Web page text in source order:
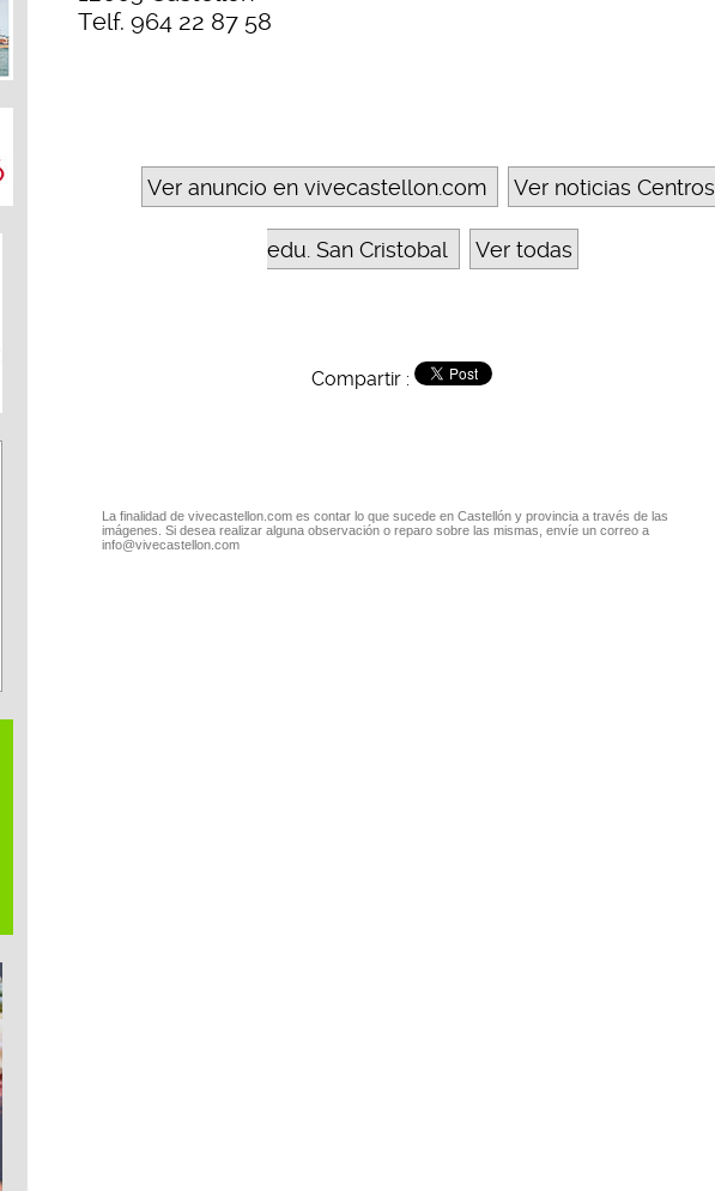
Telf. 964 22 87 58
Ver anuncio en vivecastellon.com Ver noticias Centros
edu. San Cristobal Ver todas
Compartir :
La finalidad de vivecastellon.com es contar lo que sucede en Castellón y provincia a través de las
imágenes. Si desea realizar alguna observación o reparo sobre las mismas, envíe un correo a
info@vivecastellon.com